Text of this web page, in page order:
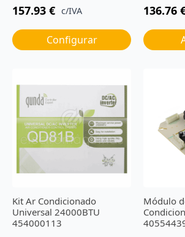
157.93 € c/IVA
Configurar
136.76
Kit Ar Condicionado
Universal 24000BTU
454000113
Módulo